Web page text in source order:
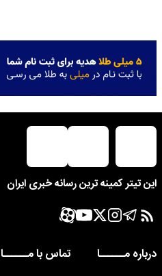
این تیتر کمینه ترین رسانه خبری ایران
درباره مــــــا
تماس با مــــــا